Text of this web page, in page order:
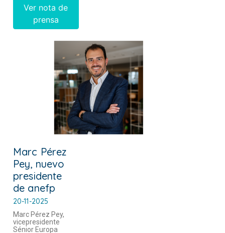
Ver nota de
prensa
Marc Pérez
Pey, nuevo
presidente
de anefp
20-11-2025
Marc Pérez Pey,
vicepresidente
Sénior Europa